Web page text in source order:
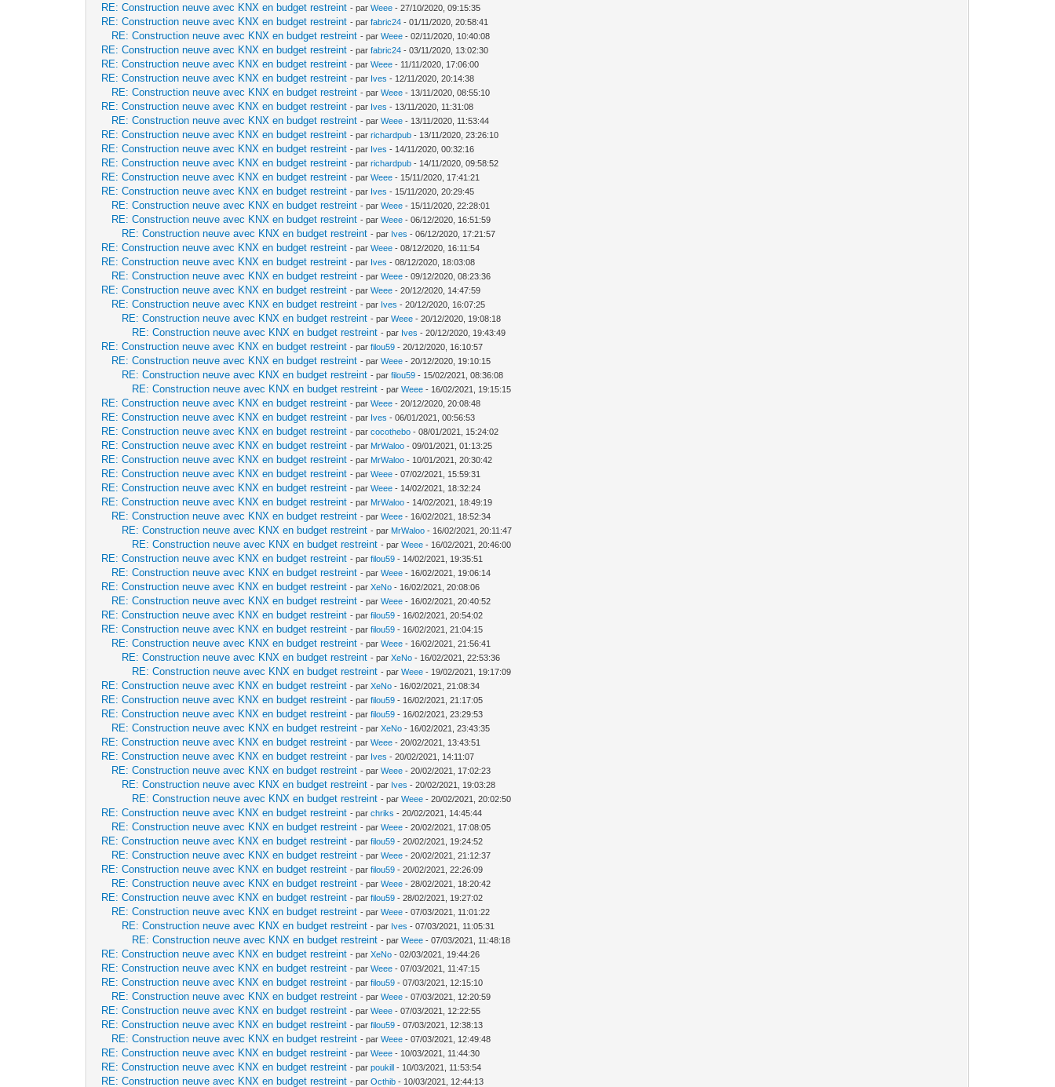
RE: Construction neuve avec KNX en budget restreint - parWeee - 27/10/2020, 09:15:35
RE: Construction neuve avec KNX en budget restreint - parfabric24 - 01/11/2020, 20:58:41
RE: Construction neuve avec KNX en budget restreint - parWeee - 02/11/2020, 10:40:08
RE: Construction neuve avec KNX en budget restreint - parfabric24 - 03/11/2020, 13:02:30
RE: Construction neuve avec KNX en budget restreint - parWeee - 11/11/2020, 17:06:00
RE: Construction neuve avec KNX en budget restreint - par Ives - 12/11/2020, 20:14:38
RE: Construction neuve avec KNX en budget restreint - parWeee - 13/11/2020, 08:55:10
RE: Construction neuve avec KNX en budget restreint - par Ives - 13/11/2020, 11:31:08
RE: Construction neuve avec KNX en budget restreint - parWeee - 13/11/2020, 11:53:44
RE: Construction neuve avec KNX en budget restreint - parrichardpub - 13/11/2020, 23:26:10
RE: Construction neuve avec KNX en budget restreint - par Ives - 14/11/2020, 00:32:16
RE: Construction neuve avec KNX en budget restreint - parrichardpub - 14/11/2020, 09:58:52
RE: Construction neuve avec KNX en budget restreint - parWeee - 15/11/2020, 17:41:21
RE: Construction neuve avec KNX en budget restreint - par Ives - 15/11/2020, 20:29:45
RE: Construction neuve avec KNX en budget restreint - parWeee - 15/11/2020, 22:28:01
RE: Construction neuve avec KNX en budget restreint - parWeee - 06/12/2020, 16:51:59
RE: Construction neuve avec KNX en budget restreint - par Ives - 06/12/2020, 17:21:57
RE: Construction neuve avec KNX en budget restreint - parWeee - 08/12/2020, 16:11:54
RE: Construction neuve avec KNX en budget restreint - par Ives - 08/12/2020, 18:03:08
RE: Construction neuve avec KNX en budget restreint - parWeee - 09/12/2020, 08:23:36
RE: Construction neuve avec KNX en budget restreint - parWeee - 20/12/2020, 14:47:59
RE: Construction neuve avec KNX en budget restreint - par Ives - 20/12/2020, 16:07:25
RE: Construction neuve avec KNX en budget restreint - parWeee - 20/12/2020, 19:08:18
RE: Construction neuve avec KNX en budget restreint - par Ives - 20/12/2020, 19:43:49
RE: Construction neuve avec KNX en budget restreint - parfilou59 - 20/12/2020, 16:10:57
RE: Construction neuve avec KNX en budget restreint - parWeee - 20/12/2020, 19:10:15
RE: Construction neuve avec KNX en budget restreint - parfilou59 - 15/02/2021, 08:36:08
RE: Construction neuve avec KNX en budget restreint - parWeee - 16/02/2021, 19:15:15
RE: Construction neuve avec KNX en budget restreint - parWeee - 20/12/2020, 20:08:48
RE: Construction neuve avec KNX en budget restreint - par Ives - 06/01/2021, 00:56:53
RE: Construction neuve avec KNX en budget restreint - parcocothebo - 08/01/2021, 15:24:02
RE: Construction neuve avec KNX en budget restreint - par MrWaloo - 09/01/2021, 01:13:25
RE: Construction neuve avec KNX en budget restreint - par MrWaloo - 10/01/2021, 20:30:42
RE: Construction neuve avec KNX en budget restreint - parWeee - 07/02/2021, 15:59:31
RE: Construction neuve avec KNX en budget restreint - parWeee - 14/02/2021, 18:32:24
RE: Construction neuve avec KNX en budget restreint - par MrWaloo - 14/02/2021, 18:49:19
RE: Construction neuve avec KNX en budget restreint - parWeee - 16/02/2021, 18:52:34
RE: Construction neuve avec KNX en budget restreint - par MrWaloo - 16/02/2021, 20:11:47
RE: Construction neuve avec KNX en budget restreint - parWeee - 16/02/2021, 20:46:00
RE: Construction neuve avec KNX en budget restreint - parfilou59 - 14/02/2021, 19:35:51
RE: Construction neuve avec KNX en budget restreint - parWeee - 16/02/2021, 19:06:14
RE: Construction neuve avec KNX en budget restreint - parXeNo - 16/02/2021, 20:08:06
RE: Construction neuve avec KNX en budget restreint - parWeee - 16/02/2021, 20:40:52
RE: Construction neuve avec KNX en budget restreint - parfilou59 - 16/02/2021, 20:54:02
RE: Construction neuve avec KNX en budget restreint - parfilou59 - 16/02/2021, 21:04:15
RE: Construction neuve avec KNX en budget restreint - parWeee - 16/02/2021, 21:56:41
RE: Construction neuve avec KNX en budget restreint - parXeNo - 16/02/2021, 22:53:36
RE: Construction neuve avec KNX en budget restreint - parWeee - 19/02/2021, 19:17:09
RE: Construction neuve avec KNX en budget restreint - parXeNo - 16/02/2021, 21:08:34
RE: Construction neuve avec KNX en budget restreint - parfilou59 - 16/02/2021, 21:17:05
RE: Construction neuve avec KNX en budget restreint - parfilou59 - 16/02/2021, 23:29:53
RE: Construction neuve avec KNX en budget restreint - parXeNo - 16/02/2021, 23:43:35
RE: Construction neuve avec KNX en budget restreint - parWeee - 20/02/2021, 13:43:51
RE: Construction neuve avec KNX en budget restreint - par Ives - 20/02/2021, 14:11:07
RE: Construction neuve avec KNX en budget restreint - parWeee - 20/02/2021, 17:02:23
RE: Construction neuve avec KNX en budget restreint - par Ives - 20/02/2021, 19:03:28
RE: Construction neuve avec KNX en budget restreint - parWeee - 20/02/2021, 20:02:50
RE: Construction neuve avec KNX en budget restreint - parchriks - 20/02/2021, 14:45:44
RE: Construction neuve avec KNX en budget restreint - parWeee - 20/02/2021, 17:08:05
RE: Construction neuve avec KNX en budget restreint - parfilou59 - 20/02/2021, 19:24:52
RE: Construction neuve avec KNX en budget restreint - parWeee - 20/02/2021, 21:12:37
RE: Construction neuve avec KNX en budget restreint - parfilou59 - 20/02/2021, 22:26:09
RE: Construction neuve avec KNX en budget restreint - parWeee - 28/02/2021, 18:20:42
RE: Construction neuve avec KNX en budget restreint - parfilou59 - 28/02/2021, 19:27:02
RE: Construction neuve avec KNX en budget restreint - parWeee - 07/03/2021, 11:01:22
RE: Construction neuve avec KNX en budget restreint - par Ives - 07/03/2021, 11:05:31
RE: Construction neuve avec KNX en budget restreint - parWeee - 07/03/2021, 11:48:18
RE: Construction neuve avec KNX en budget restreint - parXeNo - 02/03/2021, 19:44:26
RE: Construction neuve avec KNX en budget restreint - parWeee - 07/03/2021, 11:47:15
RE: Construction neuve avec KNX en budget restreint - parfilou59 - 07/03/2021, 12:15:10
RE: Construction neuve avec KNX en budget restreint - parWeee - 07/03/2021, 12:20:59
RE: Construction neuve avec KNX en budget restreint - parWeee - 07/03/2021, 12:22:55
RE: Construction neuve avec KNX en budget restreint - parfilou59 - 07/03/2021, 12:38:13
RE: Construction neuve avec KNX en budget restreint - parWeee - 07/03/2021, 12:49:48
RE: Construction neuve avec KNX en budget restreint - parWeee - 10/03/2021, 11:44:30
RE: Construction neuve avec KNX en budget restreint - parpoukill - 10/03/2021, 11:53:54
RE: Construction neuve avec KNX en budget restreint - parOcthib - 10/03/2021, 12:44:13